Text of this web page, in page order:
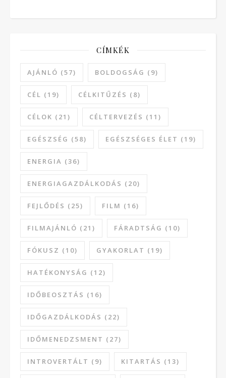
CÍMKÉK
AJÁNLÓ (57) BOLDOGSÁG (9)
CÉL (19) CÉLKITŰZÉS (8)
CÉLOK (21) CÉLTERVEZÉS (11)
EGÉSZSÉG (58) EGÉSZSÉGES ÉLET (19)
ENERGIA (36)
ENERGIAGAZDÁLKODÁS (20)
FEJLŐDÉS (25) FILM (16)
FILMAJÁNLÓ (21) FÁRADTSÁG (10)
FÓKUSZ (10) GYAKORLAT (19)
HATÉKONYSÁG (12)
IDŐBEOSZTÁS (16)
IDŐGAZDÁLKODÁS (22)
IDŐMENEDZSMENT (27)
INTROVERTÁLT (9) KITARTÁS (13)